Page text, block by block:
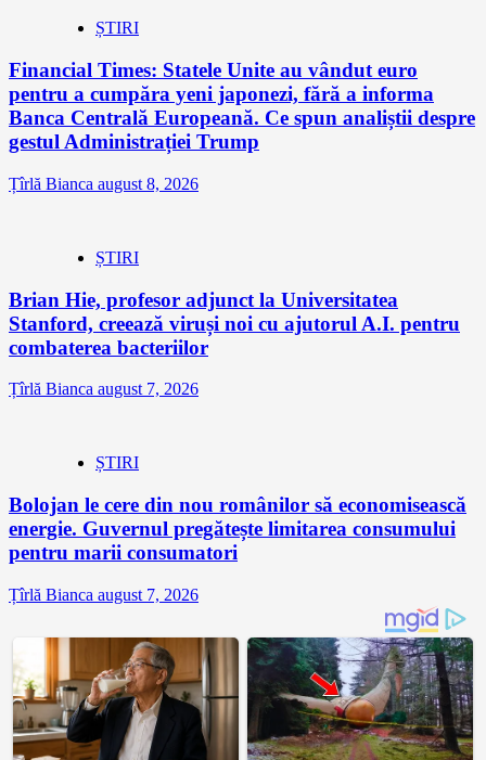
ȘTIRI
Financial Times: Statele Unite au vândut euro
pentru a cumpăra yeni japonezi, fără a informa
Banca Centrală Europeană. Ce spun analiștii despre
gestul Administrației Trump
Țîrlă Bianca august 8, 2026
ȘTIRI
Brian Hie, profesor adjunct la Universitatea
Stanford, creează viruși noi cu ajutorul A.I. pentru
combaterea bacteriilor
Țîrlă Bianca august 7, 2026
ȘTIRI
Bolojan le cere din nou românilor să economisească
energie. Guvernul pregătește limitarea consumului
pentru marii consumatori
Țîrlă Bianca august 7, 2026